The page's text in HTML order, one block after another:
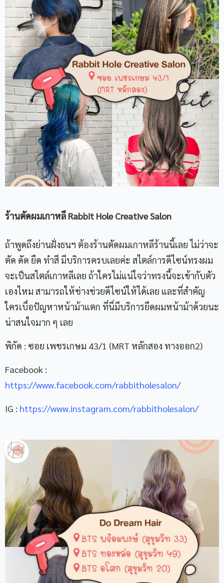
ร้านตัดผมเกาหลี Rabbit Hole Creative Salon
ถ้าพูดถึงย่านฝั่งธนฯ ต้องร้านตัดผมเกาหลีร้านนี้เลย ไม่ว่าจะ
ตัด ดัด ยืด ทำสี มีบริการครบเลยค่ะ สไตล์การดีไซน์ทรงผม
จะเป็นสไตล์เกาหลีเลย ถ้าใครไม่แน่ใจว่าทรงนี้จะเข้ากับตัว
เองไหม สามารถให้ช่างช่วยดีไซน์ให้ได้เลย และที่สำคัญ
ใครเบื่อปัญหาหน้าม้าแตก ที่นี่มีบริการยืดผมหน้าม้าด้วยนะ
น่าสนใจมาก ๆ เลย
พิกัด : ซอย เพชรเกษม 43/1 (MRT หลักสอง ทางออก2)
Facebook :
https://www.facebook.com/rabbitholesalon/
IG : https://www.instagram.com/rabbitholesalon/